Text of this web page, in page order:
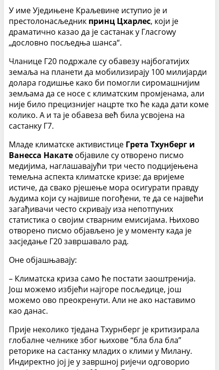
У име Уједињене Краљевине иступио је и
престолонасљедник принц Цхарлес, који је
драматично казао да је састанак у Гласгоwу
„дословно посљедња шанса“.
Чланице Г20 подржале су обавезу најбогатијих
земаља на планети да мобилизирају 100 милијарди
долара годишње како би помогли сиромашнијим
земљама да се носе с климатским промјенама, али
није било прецизнијег нацрте тко ће када дати коме
колико. А и та је обавеза већ била усвојена на
састанку Г7.
Младе климатске активистице Грета Тхунберг и
Ванесса Накате објавиле су отворено писмо
медијима, наглашавајући три често подцијењена
темељна аспекта климатске кризе: да вријеме
истиче, да свако рјешење мора осигурати правду
људима који су највише погођени, те да се највећи
загађивачи често скривају иза непотпуних
статистика о својим стварним емисијама. Њихово
отворено писмо објављено је у моменту када је
засједање Г20 завршавало рад.
Оне објашњавају:
– Климатска криза само ће постати заоштренија.
Још можемо избјећи најгоре посљедице, још
можемо ово преокренути. Али не ако наставимо
као данас.
Прије неколико тједана Тхурнберг је критизирала
глобалне челнике због њихове “бла бла бла”
реторике на састанку младих о клими у Милану.
Индиректно јој је у завршној ријечи одговорио